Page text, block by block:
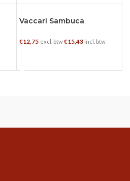
0.7 L
Vaccari Sambuca
€12,75 excl. btw€15,43incl. btw